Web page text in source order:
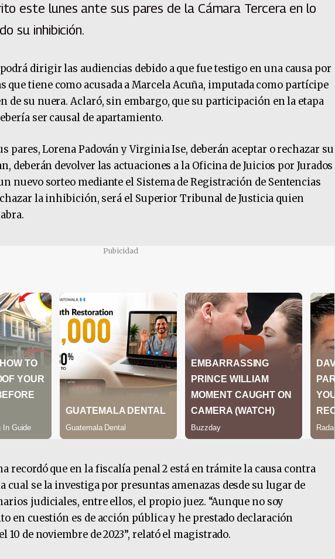
este lunes ante sus pares de la Cámara Tercera en lo
su inhibición.
dirigir las audiencias debido a que fue testigo en una causa por
que tiene como acusada a Marcela Acuña, imputada como partícipe
de su nuera. Aclaró, sin embargo, que su participación en la etapa
ser causal de apartamiento.
pares, Lorena Padován y Virginia Ise, deberán aceptar o rechazar su
deberán devolver las actuaciones a la Oficina de Juicios por Jurados
nuevo sorteo mediante el Sistema de Registración de Sentencias
la inhibición, será el Superior Tribunal de Justicia quien
Pubicidad
recordó que en la fiscalía penal 2 está en trámite la causa contra
cual se la investiga por presuntas amenazas desde su lugar de
judiciales, entre ellos, el propio juez. “Aunque no soy
en cuestión es de acción pública y he prestado declaración
10 de noviembre de 2023”, relató el magistrado.